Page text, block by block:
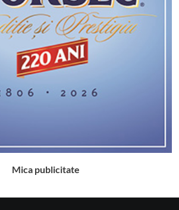
Mica publicitate